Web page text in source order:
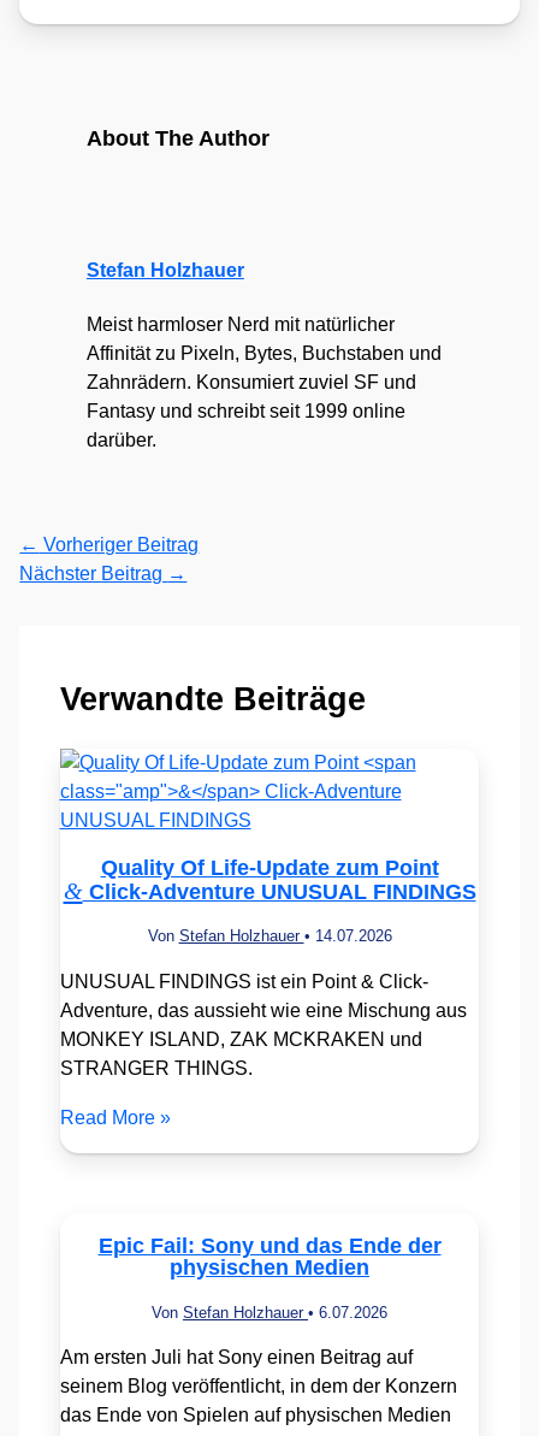
About The Author
Stefan Holzhauer
Meist harmloser Nerd mit natürlicher
Affinität zu Pixeln, Bytes, Buchstaben und
Zahnrädern. Konsumiert zuviel SF und
Fantasy und schreibt seit 1999 online
darüber.
← Vorheriger Beitrag
Nächster Beitrag →
Verwandte Beiträge
Quality Of Life-Update zum Point
&Click-Adventure UNUSUAL FINDINGS
Von Stefan Holzhauer • 14.07.2026
UNUSUAL FINDINGS ist ein Point & Click-
Adventure, das aussieht wie eine Mischung aus
MONKEY ISLAND, ZAK MCKRAKEN und
STRANGER THINGS.
Read More »
Epic Fail: Sony und das Ende der
physischen Medien
Von Stefan Holzhauer • 6.07.2026
Am ersten Juli hat Sony einen Beitrag auf
seinem Blog veröffentlicht, in dem der Konzern
das Ende von Spielen auf physischen Medien